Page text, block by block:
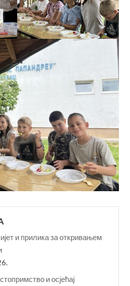
и прилика за откривањем
и осјећај